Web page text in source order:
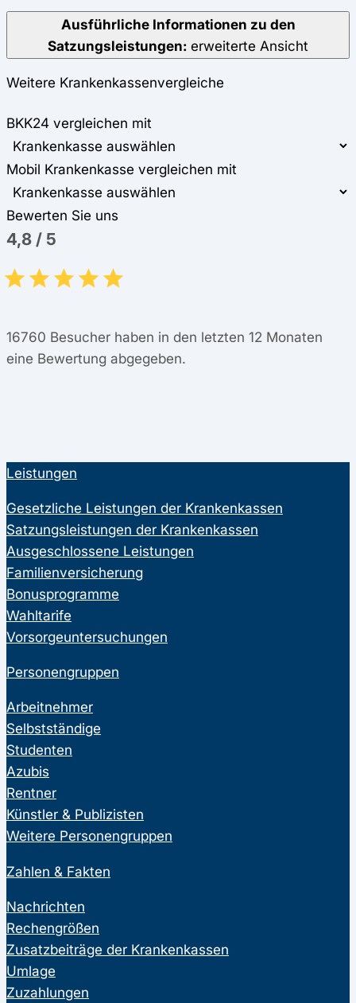
Ausführliche Informationen zu den
Satzungsleistungen: erweiterte Ansicht
Weitere Krankenkassenvergleiche
BKK24 vergleichen mit
Mobil Krankenkasse vergleichen mit
Bewerten Sie uns
4,8 / 5
16760 Besucher haben in den letzten 12 Monaten
eine Bewertung abgegeben.
Leistungen
Gesetzliche Leistungen der Krankenkassen
Satzungsleistungen der Krankenkassen
Ausgeschlossene Leistungen
Familienversicherung
Bonusprogramme
Wahltarife
Vorsorgeuntersuchungen
Personengruppen
Arbeitnehmer
Selbstständige
Studenten
Azubis
Rentner
Künstler & Publizisten
Weitere Personengruppen
Zahlen & Fakten
Nachrichten
Rechengrößen
Zusatzbeiträge der Krankenkassen
Umlage
Zuzahlungen